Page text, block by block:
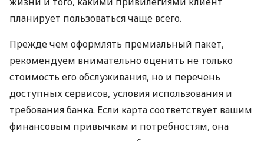
планирует пользоваться чаще всего.
Прежде чем оформлять премиальный пакет,
рекомендуем внимательно оценить не только
стоимость его обслуживания, но и перечень
доступных сервисов, условия использования и
требования банка. Если карта соответствует вашим
финансовым привычкам и потребностям, она